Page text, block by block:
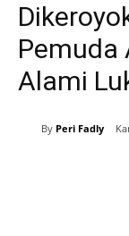
Pemuda
Alami
By Peri Fadly